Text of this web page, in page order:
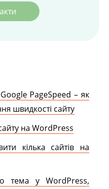
PageSpeed – як
швидкості сайту
на WordPress
кілька сайтів на
тема у WordPress,